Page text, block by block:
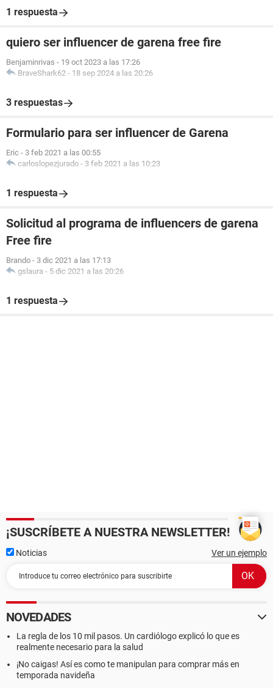
1 respuesta
quiero ser influencer de garena free fire
Benjaminrivas - 19 oct 2023 a las 17:26
BraveShark62 - 18 sep 2024 a las 20:26
3 respuestas
Formulario para ser influencer de Garena
Eric - 3 feb 2021 a las 00:55
carloslopezjurado - 3 feb 2021 a las 10:23
1 respuesta
Solicitud al programa de influencers de garena
Free fire
Brando - 3 dic 2021 a las 17:13
gslaura - 5 dic 2021 a las 20:26
1 respuesta
¡SUSCRÍBETE A NUESTRA NEWSLETTER!
Noticias Ver un ejemplo
NOVEDADES
La regla de los 10 mil pasos. Un cardiólogo explicó lo que es
realmente necesario para la salud
¡No caigas! Así es como te manipulan para comprar más en
temporada navideña